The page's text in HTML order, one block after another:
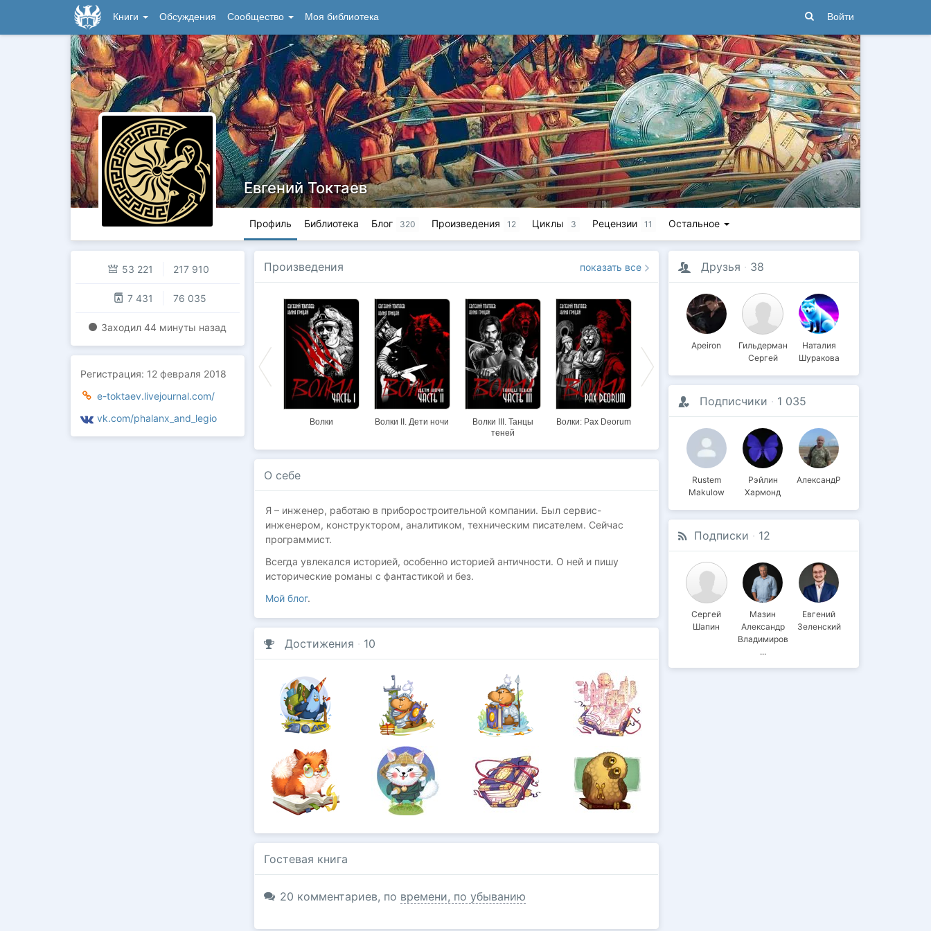
Книги Обсуждения Сообщество Моя библиотека Войти
Евгений Токтаев
Профиль Библиотека Блог 320 Произведения 12 Циклы 3 Рецензии 11 Остальное
53 221 217 910
7 431 76 035
Заходил 44 минуты назад
Регистрация: 12 февраля 2018
e-toktaev.livejournal.com/
vk.com/phalanx_and_legio
Произведения показать все
Скованный
Освобождённый
Прометей
Волки Волки II. Дети ночи
Волки III. Танцы
теней
Волки: Pax Deorum
О себе
Я – инженер, работаю в приборостроительной компании. Был сервис-
инженером, конструктором, аналитиком, техническим писателем. Сейчас
программист.
Всегда увлекался историей, особенно историей античности. О ней и пишу
исторические романы с фантастикой и без.
Мой блог.
Достижения · 10
Гостевая книга
20 комментариев, по времени, по убыванию
Друзья · 38
Apeiron
Гильдерман
Сергей
Наталия
Шуракова
Подписчики · 1 035
Rustem
Makulow
Рэйлин
Хармонд
АлександР
Подписки · 12
Сергей
Шапин
Мазин
Александр
Владимиров
ич
Евгений
Зеленский